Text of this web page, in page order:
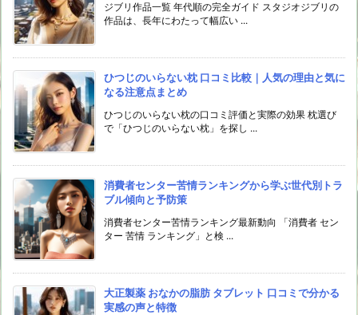
ジブリ作品一覧 年代順の完全ガイド スタジオジブリの
作品は、長年にわたって幅広い ...
ひつじのいらない枕 口コミ比較｜人気の理由と気に
なる注意点まとめ
ひつじのいらない枕の口コミ評価と実際の効果 枕選び
で「ひつじのいらない枕」を探し ...
消費者センター苦情ランキングから学ぶ世代別トラ
ブル傾向と予防策
消費者センター苦情ランキング最新動向 「消費者 セン
ター 苦情 ランキング」と検 ...
大正製薬 おなかの脂肪 タブレット 口コミで分かる
実感の声と特徴